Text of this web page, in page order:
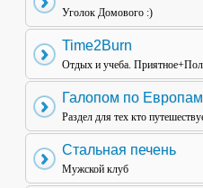
Уголок Домового :)
Time2Burn
Отдых и учеба.
Галопом по Европам
Раздел для тех кто
Стальная печень
Мужской клуб